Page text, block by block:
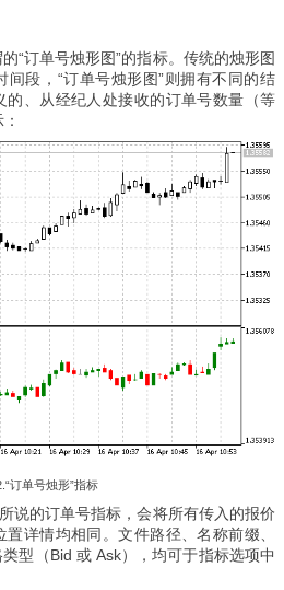
“订单号烛形图”的指标。传统的烛形图
段，“订单号烛形图”则拥有不同的结
的、从经纪人处接收的订单号数量（等
“订单号烛形”指标
说的订单号指标，会将所有传入的报价
详情均相同。文件路径、名称前缀、
型（Bid 或 Ask），均可于指标选项中